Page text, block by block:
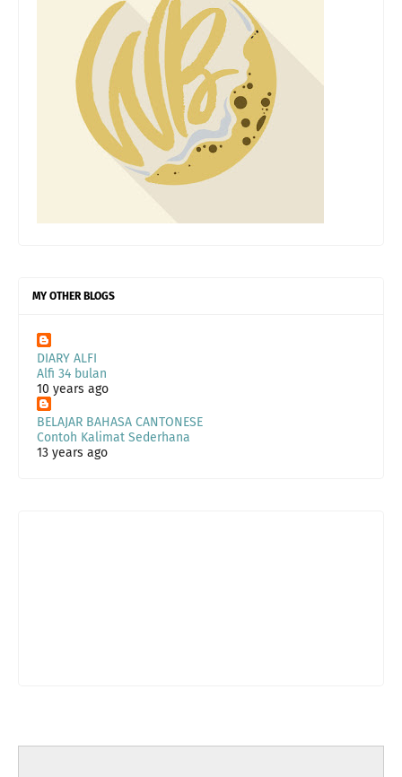
MY OTHER BLOGS
DIARY ALFI
Alfi 34 bulan
10 years ago
BELAJAR BAHASA CANTONESE
Contoh Kalimat Sederhana
13 years ago